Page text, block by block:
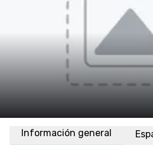
Información general